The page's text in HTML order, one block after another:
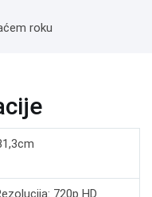
roku
720p HD